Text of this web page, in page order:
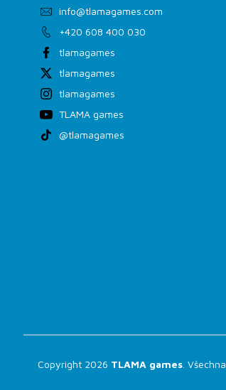
info@tlamagames.com
+420 608 400 030
tlamagames
tlamagames
tlamagames
TLAMA games
@tlamagames
Copyright 2026 TLAMA games .